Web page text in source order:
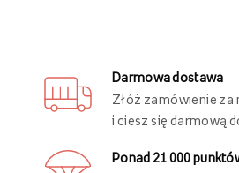
Darmowa dostawa
Złóż zamówienie za
i ciesz się darmową
Ponad 21 000